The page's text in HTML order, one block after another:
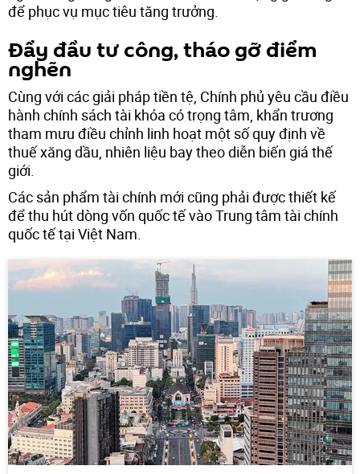
để phục vụ mục tiêu tăng trưởng.
Đẩy đầu tư công, tháo gỡ điểm
nghẽn
Cùng với các giải pháp tiền tệ, Chính phủ yêu cầu điều
hành chính sách tài khóa có trọng tâm, khẩn trương
tham mưu điều chỉnh linh hoạt một số quy định về
thuế xăng dầu, nhiên liệu bay theo diễn biến giá thế
giới.
Các sản phẩm tài chính mới cũng phải được thiết kế
để thu hút dòng vốn quốc tế vào Trung tâm tài chính
quốc tế tại Việt Nam.